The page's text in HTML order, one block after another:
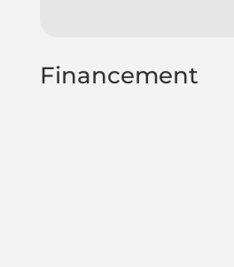
Financement